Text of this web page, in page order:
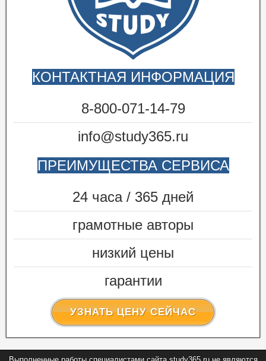
КОНТАКТНАЯ ИНФОРМАЦИЯ
8-800-071-14-79
info@study365.ru
ПРЕИМУЩЕСТВА СЕРВИСА
24 часа / 365 дней
грамотные авторы
низкий цены
гарантии
УЗНАТЬ ЦЕНУ СЕЙЧАС